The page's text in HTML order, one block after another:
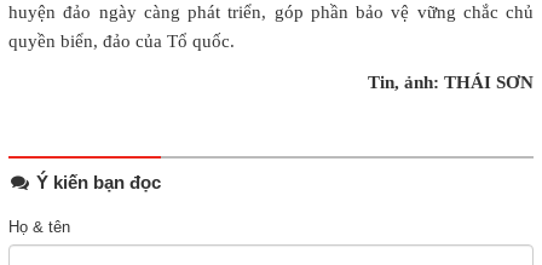
huyện đảo ngày càng phát triển, góp phần bảo vệ vững chắc chủ
quyền biển, đảo của Tổ quốc.
Tin, ảnh: THÁI SƠN
Ý kiến bạn đọc
Họ & tên